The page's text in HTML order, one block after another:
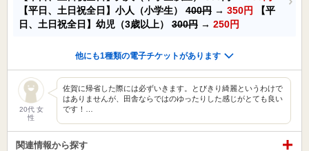
【平日、土日祝全日】小人（小学生） 400円 → 350円
【平
日、土日祝全日】幼児（3歳以上） 300円 → 250円
他にも1種類の電子チケットがあります
20代 女
性
佐賀に帰省した際には必ずいきます。とびきり綺麗というわけで
はありませんが、田舎ならではのゆったりした感じがとても良い
です！…
関連情報から探す